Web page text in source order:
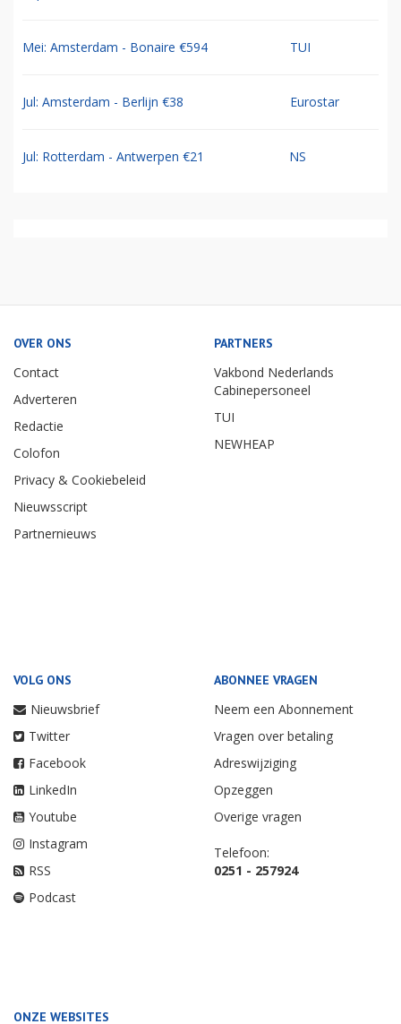
Mei: Amsterdam - Bonaire €594 TUI
Jul: Amsterdam - Berlijn €38 Eurostar
Jul: Rotterdam - Antwerpen €21 NS
OVER ONS
Contact
Adverteren
Redactie
Colofon
Privacy & Cookiebeleid
Nieuwsscript
Partnernieuws
PARTNERS
Vakbond Nederlands
Cabinepersoneel
TUI
NEWHEAP
VOLG ONS
Nieuwsbrief
Twitter
Facebook
LinkedIn
Youtube
Instagram
RSS
Podcast
ABONNEE VRAGEN
Neem een Abonnement
Vragen over betaling
Adreswijziging
Opzeggen
Overige vragen
Telefoon:
0251 - 257924
ONZE WEBSITES